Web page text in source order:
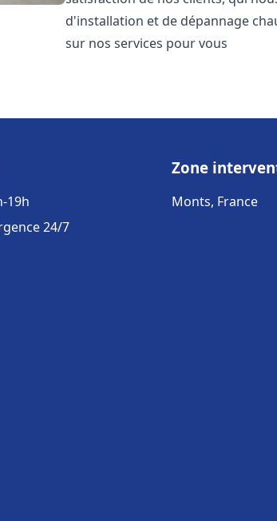
d'installation et de dépannage
sur nos services pour vous
19h
24/7
Zone
Monts, France